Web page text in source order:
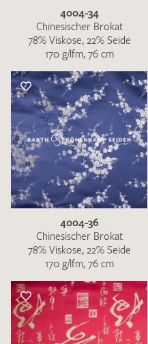
4004-34
Chinesischer Brokat
78% Viskose, 22% Seide
170 g/lfm, 76 cm
4004-36
Chinesischer Brokat
78% Viskose, 22% Seide
170 g/lfm, 76 cm